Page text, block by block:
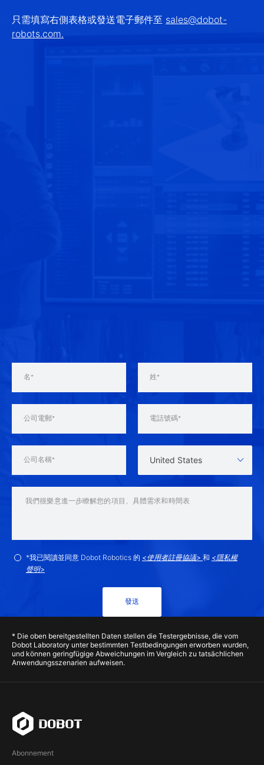
只需填寫右側表格或發送電子郵件至 sales@dobot-
robots.com.
United States
*我已閱讀並同意 Dobot Robotics 的 <使用者註冊協議> 和 <隱私權
聲明>
發送
* Die oben bereitgestellten Daten stellen die Testergebnisse, die vom
Dobot Laboratory unter bestimmten Testbedingungen erworben wurden,
und können geringfügige Abweichungen im Vergleich zu tatsächlichen
Anwendungsszenarien aufweisen.
Abonnement